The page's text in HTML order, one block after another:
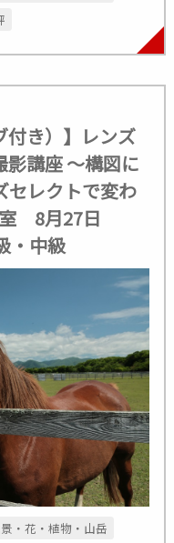
付き）】レンズ
講座 ～構図に
セレクトで変わ
8月27日
・中級
・花・植物・山岳